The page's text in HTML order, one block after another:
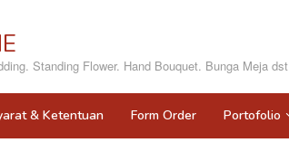
Standing Flower. Hand Bouquet. Bunga Meja dst
& Ketentuan Form Order Portofolio